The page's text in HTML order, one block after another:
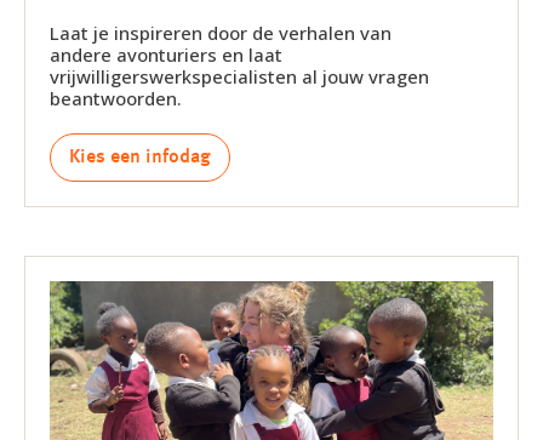
Laat je inspireren door de verhalen van
andere avonturiers en laat
vrijwilligerswerkspecialisten al jouw vragen
beantwoorden.
Kies een infodag